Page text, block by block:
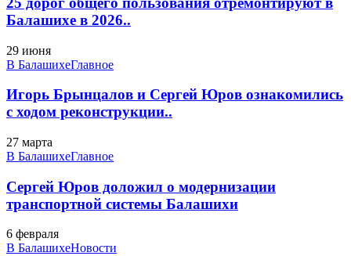
Балашихе в 2026..
29 июня
В БалашихеГлавное
Игорь Брынцалов и Сергей Юров ознакомились
с ходом реконструкции..
27 марта
В БалашихеГлавное
Сергей Юров доложил о модернизации
транспортной системы Балашихи
6 февраля
В БалашихеНовости